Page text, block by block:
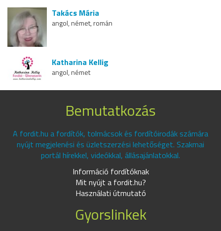
Takács Mária
angol, német, román
Katharina Kellig
angol, német
Bemutatkozás
A fordit.hu a fordítók, tolmácsok és fordítóirodák számára
nyújt megjelenési és üzletszerzési lehetőséget. Szakmai
portál hírekkel, videókkal, állásajánlatokkal.
Információ fordítóknak
Mit nyújt a fordit.hu?
Használati útmutató
Gyorslinkek